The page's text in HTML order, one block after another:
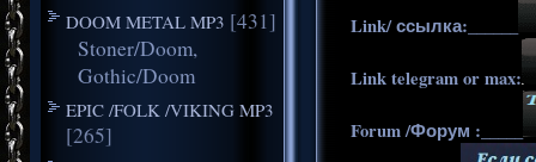
DOOM METAL MP3 [431]
Stoner/Doom,
Gothic/Doom
EPIC /FOLK /VIKING MP3
[265]
Link/ ссылка:______
Link telegram or max:
Forum /Форум :_____